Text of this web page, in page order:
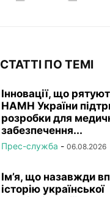
СТАТТІ ПО ТЕМІ
Інновації, що
НАМН України
розробки для
забезпечення...
Прес-служба - 06.08.2026
Ім’я, що назавжди
історію української